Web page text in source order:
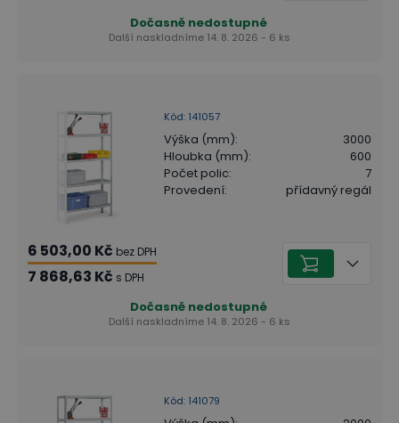
Dočasně nedostupné
Další naskladníme 14. 8. 2026 - 6 ks
Kód: 141057
Výška (mm):
3000
Hloubka (mm):
600
Počet polic:
7
Provedení: přídavný regál
6 503,00 Kč bez DPH
7 868,63 Kč s DPH
Dočasně nedostupné
Další naskladníme 14. 8. 2026 - 6 ks
Kód: 141079